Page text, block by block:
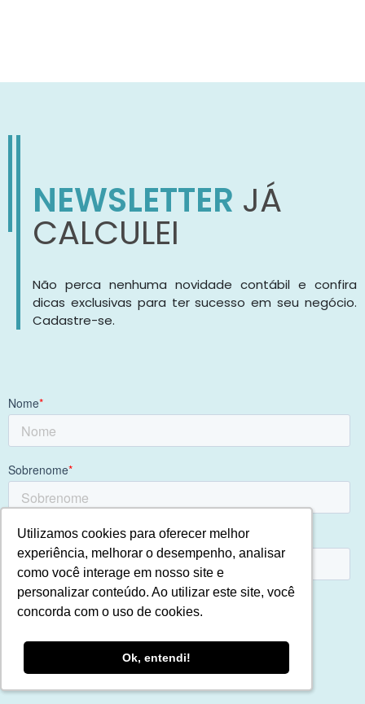
Utilizamos cookies para oferecer melhor
experiência, melhorar o desempenho, analisar
como você interage em nosso site e
personalizar conteúdo. Ao utilizar este site, você
concorda com o uso de cookies.
Ok, entendi!
Utilizamos cookies para oferecer melhor
experiência, melhorar o desempenho, analisar
como você interage em nosso site e
personalizar conteúdo. Ao utilizar este site, você
concorda com o uso de cookies.
Ok, entendi!
NEWSLETTER JÁ
CALCULEI
Não perca nenhuma novidade contábil e confira
dicas exclusivas para ter sucesso em seu negócio.
Cadastre-se.